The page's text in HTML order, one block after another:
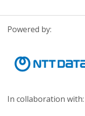
Powered by:
In collaboration with: